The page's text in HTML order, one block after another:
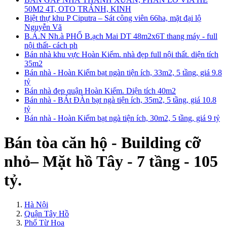
50M2 4T, OTO TRÁNH, KINH
Biệt thự khu P Ciputra – Sát công viên 66ha, mặt đại lộ
Nguyễn Vă
B.Á.N Nh.à PHỐ B.ạch Mai DT 48m2x6T thang máy - full
nội thất- cách ph
Bán nhà khu vực Hoàn Kiếm. nhà đẹp full nội thất. diện tích
35m2
Bán nhà - Hoàn Kiếm bạt ngàn tiện ích, 33m2, 5 tầng, giá 9.8
tỷ
Bán nhà đẹp quận Hoàn Kiếm. Diện tích 40m2
Bán nhà - BÁt ĐÀn bạt ngà tiện ích, 35m2, 5 tầng, giá 10.8
tỷ
Bán nhà - Hoàn Kiếm bạt ngà tiện ích, 30m2, 5 tầng, giá 9 tỷ
Bán tòa căn hộ - Building cỡ
nhỏ– Mặt hồ Tây - 7 tầng - 105
tỷ.
Hà Nội
Quận Tây Hồ
Phố Từ Hoa